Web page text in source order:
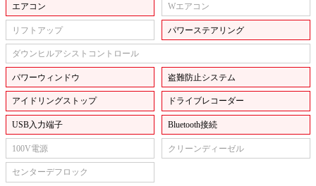
エアコン Wエアコン
リフトアップ パワーステアリング
ダウンヒルアシストコントロール
パワーウィンドウ 盗難防止システム
アイドリングストップ ドライブレコーダー
USB入力端子 Bluetooth接続
100V電源 クリーンディーゼル
センターデフロック